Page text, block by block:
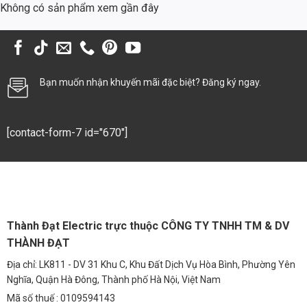
Đèn chiếu cây 24W (TDLCC-SMD24) có thể được ứng dụng rộng rãi
trong nhiều không gian khác nhau:
Chiếu sáng sân vườn biệt thự, nhà ở:
Chiếu sáng công viên, khu đô thị:Làm đẹp cảnh quan, tạo
Chiếu sáng bãi xe:Đảm bảo an ninh, tăng khả năng quan sát vào
Chiếu sáng khu công nghiệp:Chiếu sáng đường đi, lối vào, khu
kiến trúc, tạo hiệu ứng ánh sáng ấn tượng.
Đường liên thôn:
chuyển thuận tiện vào ban đêm.
5. So Sánh Kinh Tế: Tiết Kiệm Chi Phí Như Thế Nào?
Không có sản phẩm xem gần đây
Bạn muốn nhận khuyến mãi đặc biệt? Đăng ký ngay.
[contact-form-7 id="670"]
Thành Đạt Electric trực thuộc CÔNG TY TNHH TM & DV
THÀNH ĐẠT
Địa chỉ: LK811 - DV 31 Khu C, Khu Đất Dịch Vụ Hòa Bình, Phường Yên
Nghĩa, Quận Hà Đông, Thành phố Hà Nội, Việt Nam
Mã số thuế : 0109594143